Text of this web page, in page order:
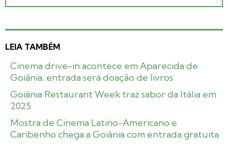
LEIA TAMBÉM
Cinema drive-in acontece em Aparecida de
Goiânia; entrada será doação de livros
Goiânia Restaurant Week traz sabor da Itália em
2025
Mostra de Cinema Latino-Americano e
Caribenho chega a Goiânia com entrada gratuita